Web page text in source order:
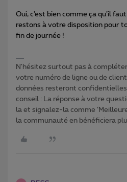
Oui, c’est bien comme ça qu’il
restons à votre disposition pour
fin de journée !
N'hésitez surtout pas à
votre numéro de ligne ou de
données resteront
conseil : La réponse à votre
la et signalez-la comme
la communauté en bénéficiera